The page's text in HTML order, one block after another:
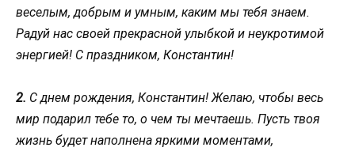
веселым, добрым и умным, каким мы тебя знаем.
Радуй нас своей прекрасной улыбкой и неукротимой
энергией! С праздником, Константин!
2. С днем рождения, Константин! Желаю, чтобы весь
мир подарил тебе то, о чем ты мечтаешь. Пусть твоя
жизнь будет наполнена яркими моментами,